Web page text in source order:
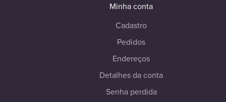
Minha conta
Cadastro
Pedidos
Endereços
Detalhes da conta
Senha perdida